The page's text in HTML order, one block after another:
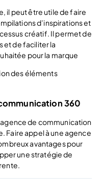
il peut être utile de faire
d’inspirations et
créatif. Il permet de
et de faciliter la
pour la marque
des éléments
360
de communication
Faire appel à une agence
avantages pour
une stratégie de